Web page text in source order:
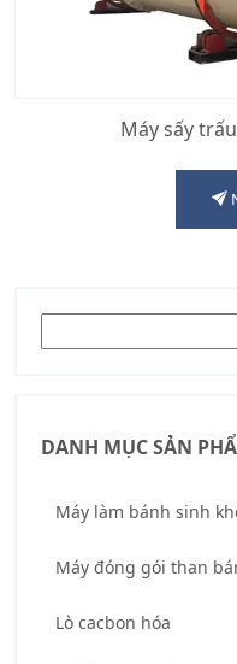
DANH MỤC SẢN
Máy làm bánh sinh
Máy đóng gói than
Lò cacbon hóa
Máy sấy